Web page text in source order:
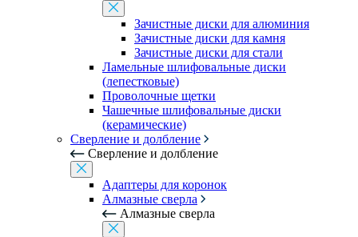
Зачистные диски для алюминия
Зачистные диски для камня
Зачистные диски для стали
Ламельные шлифовальные диски
(лепестковые)
Проволочные щетки
Чашечные шлифовальные диски
(керамические)
Сверление и долбление
Сверление и долбление
Адаптеры для коронок
Алмазные сверла
Алмазные сверла